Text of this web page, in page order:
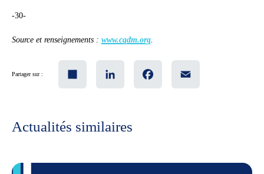
-30-
Source et renseignements : www.cqdm.org.
Partager sur :
Actualités similaires